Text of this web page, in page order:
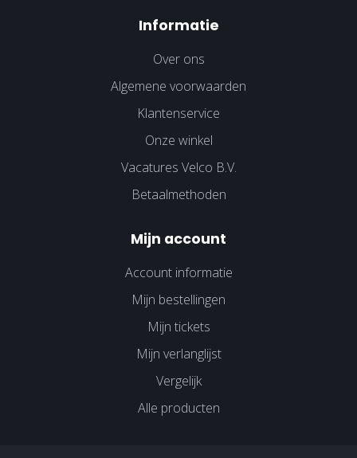
Informatie
Over ons
Algemene voorwaarden
Klantenservice
Onze winkel
Vacatures Velco B.V.
Betaalmethoden
Mijn account
Account informatie
Mijn bestellingen
Mijn tickets
Mijn verlanglijst
Vergelijk
Alle producten